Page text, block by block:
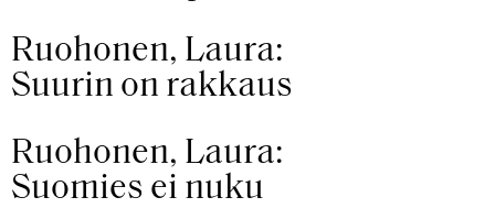
Ruohonen, Laura:
Suurin on rakkaus
Ruohonen, Laura:
Suomies ei nuku